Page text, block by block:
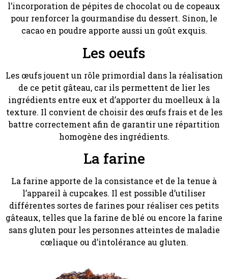
l’incorporation de pépites de chocolat ou de copeaux
pour renforcer la gourmandise du dessert. Sinon, le
cacao en poudre apporte aussi un goût exquis.
Les oeufs
Les œufs jouent un rôle primordial dans la réalisation
de ce petit gâteau, car ils permettent de lier les
ingrédients entre eux et d’apporter du moelleux à la
texture. Il convient de choisir des œufs frais et de les
battre correctement afin de garantir une répartition
homogène des ingrédients.
La farine
La farine apporte de la consistance et de la tenue à
l’appareil à cupcakes. Il est possible d’utiliser
différentes sortes de farines pour réaliser ces petits
gâteaux, telles que la farine de blé ou encore la farine
sans gluten pour les personnes atteintes de maladie
cœliaque ou d’intolérance au gluten.